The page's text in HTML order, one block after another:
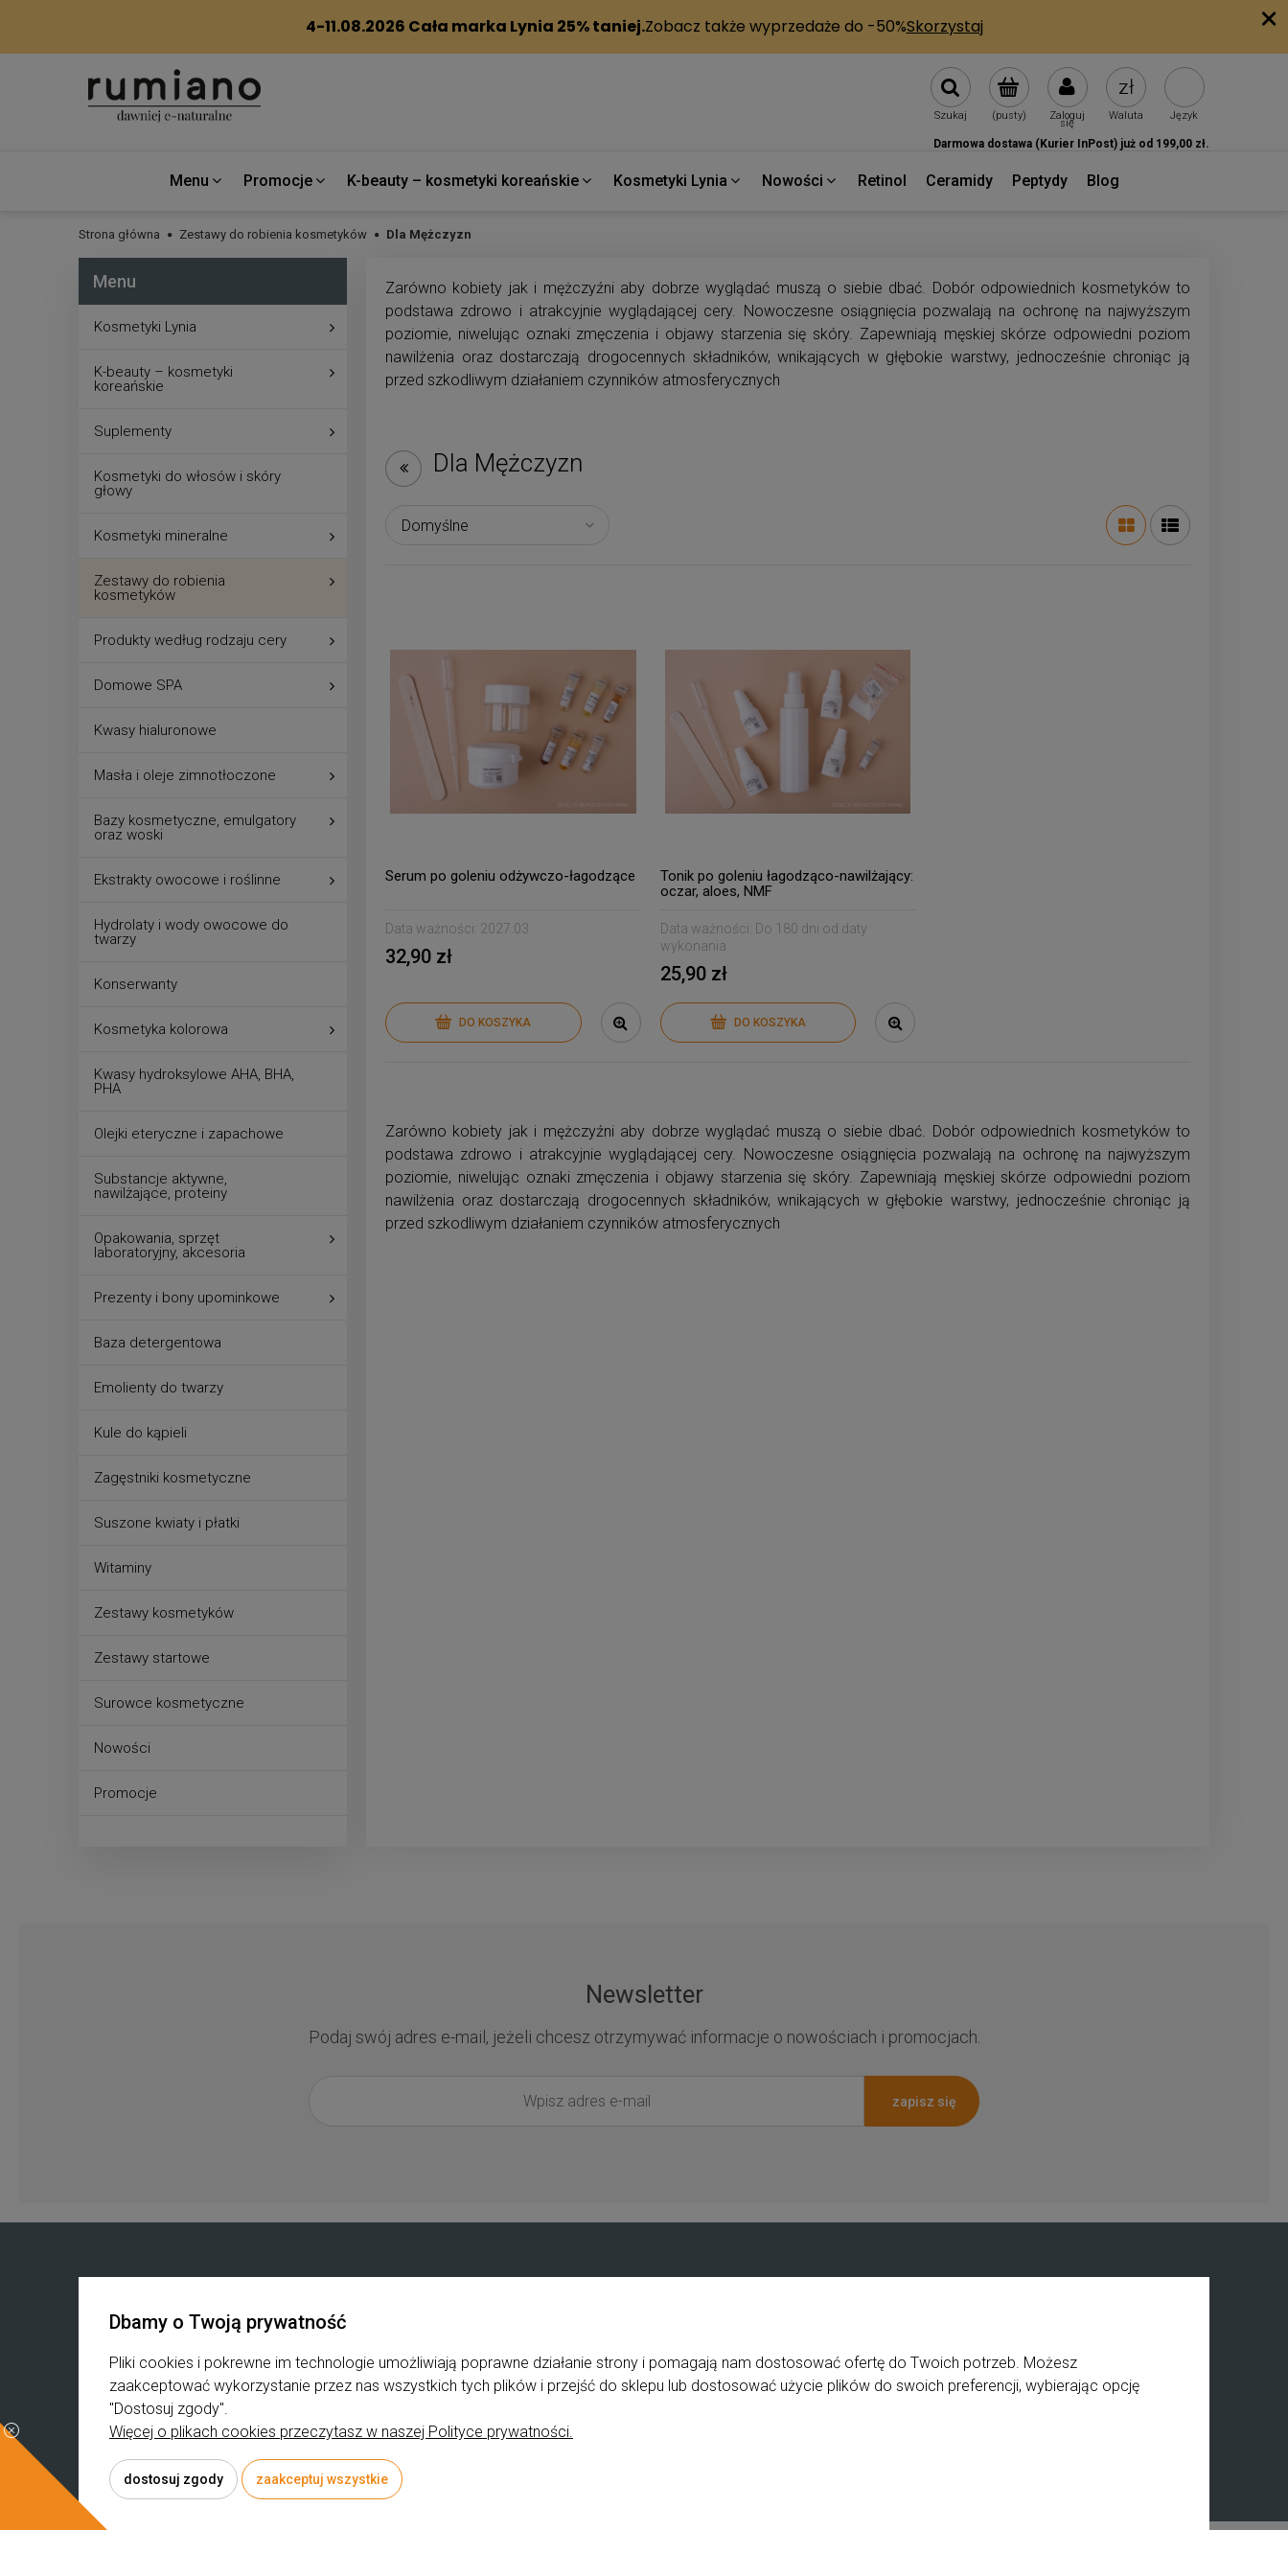
(pusty) Zaloguj
się
Szukaj Waluta Język
Darmowa dostawa (Kurier InPost) już od 199,00 zł.
Menu Promocje K-beauty – kosmetyki koreańskie Kosmetyki Lynia Nowości Retinol Ceramidy Peptydy Blog
Strona główna Zestawy do robienia kosmetyków Dla Mężczyzn
Menu
Kosmetyki Lynia
K-beauty – kosmetyki
koreańskie
Suplementy
Kosmetyki do włosów i skóry
głowy
Kosmetyki mineralne
Zestawy do robienia
kosmetyków
Produkty według rodzaju cery
Domowe SPA
Kwasy hialuronowe
Masła i oleje zimnotłoczone
Bazy kosmetyczne, emulgatory
oraz woski
Ekstrakty owocowe i roślinne
Hydrolaty i wody owocowe do
twarzy
Konserwanty
Kosmetyka kolorowa
Kwasy hydroksylowe AHA, BHA,
PHA
Olejki eteryczne i zapachowe
Substancje aktywne,
nawilżające, proteiny
Opakowania, sprzęt
laboratoryjny, akcesoria
Prezenty i bony upominkowe
Baza detergentowa
Emolienty do twarzy
Kule do kąpieli
Zagęstniki kosmetyczne
Suszone kwiaty i płatki
Witaminy
Zestawy kosmetyków
Zestawy startowe
Surowce kosmetyczne
Nowości
Promocje
Zarówno kobiety jak i mężczyźni aby dobrze wyglądać muszą o siebie dbać. Dobór odpowiednich kosmetyków to
podstawa zdrowo i atrakcyjnie wyglądającej cery. Nowoczesne osiągnięcia pozwalają na ochronę na najwyższym
poziomie, niwelując oznaki zmęczenia i objawy starzenia się skóry. Zapewniają męskiej skórze odpowiedni poziom
nawilżenia oraz dostarczają drogocennych składników, wnikających w głębokie warstwy, jednocześnie chroniąc ją
przed szkodliwym działaniem czynników atmosferycznych
Dla Mężczyzn
Serum po goleniu odżywczo-łagodzące
Data ważności: 2027.03
32,90 zł
DO KOSZYKA
Tonik po goleniu łagodząco-nawilżający:
oczar, aloes, NMF
Data ważności: Do 180 dni od daty
wykonania
25,90 zł
DO KOSZYKA
Zarówno kobiety jak i mężczyźni aby dobrze wyglądać muszą o siebie dbać. Dobór odpowiednich kosmetyków to
podstawa zdrowo i atrakcyjnie wyglądającej cery. Nowoczesne osiągnięcia pozwalają na ochronę na najwyższym
poziomie, niwelując oznaki zmęczenia i objawy starzenia się skóry. Zapewniają męskiej skórze odpowiedni poziom
nawilżenia oraz dostarczają drogocennych składników, wnikających w głębokie warstwy, jednocześnie chroniąc ją
przed szkodliwym działaniem czynników atmosferycznych
Newsletter
Podaj swój adres e-mail, jeżeli chcesz otrzymywać informacje o nowościach i promocjach.
zapisz się
Regulamin zakupów
Reklamacje i zwroty
Koszty dostawy
Kosmetyki Lynia
Pielęgnacja koreańska
Suplementy
Dbamy o Twoją prywatność
Pliki cookies i pokrewne im technologie umożliwiają poprawne działanie strony i pomagają nam dostosować ofertę do Twoich potrzeb. Możesz
zaakceptować wykorzystanie przez nas wszystkich tych plików i przejść do sklepu lub dostosować użycie plików do swoich preferencji, wybierając opcję
"Dostosuj zgody".
Więcej o plikach cookies przeczytasz w naszej Polityce prywatności.
dostosuj zgody zaakceptuj wszystkie